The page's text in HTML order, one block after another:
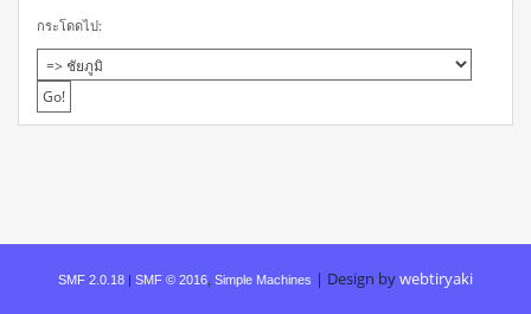
กระโดดไป:
SMF 2.0.18 | SMF © 2016 Simple Machines | Design bywebtiryaki